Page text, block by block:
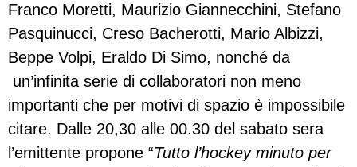
Franco Moretti, Maurizio Giannecchini, Stefano
Pasquinucci, Creso Bacherotti, Mario Albizzi,
Beppe Volpi, Eraldo Di Simo, nonché da
un’infinita serie di collaboratori non meno
importanti che per motivi di spazio è impossibile
citare. Dalle 20,30 alle 00.30 del sabato sera
l’emittente propone “Tutto l’hockey minuto per